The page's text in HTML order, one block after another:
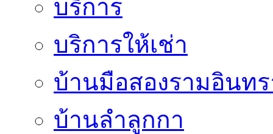
บริการ
บริการให้เช่า
บ้านมือสองรามอินท
บ้านลำลูกกา